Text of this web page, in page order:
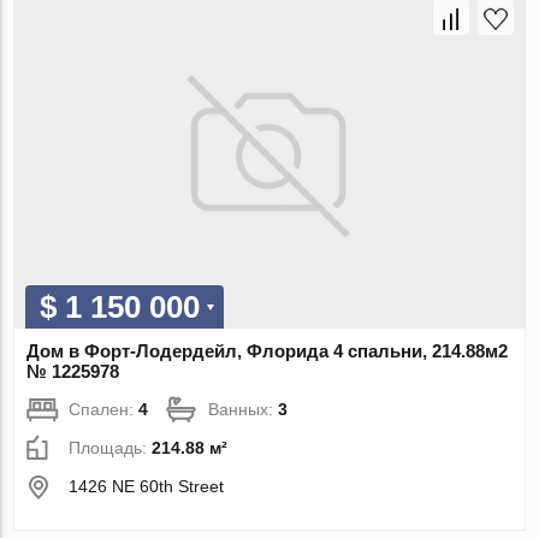
$ 1 150 000
Дом в Форт-Лодердейл, Флорида 4 спальни, 214.88м2
№ 1225978
Спален:4 Ванных:3
Площадь:214.88 м²
1426 NE 60th Street